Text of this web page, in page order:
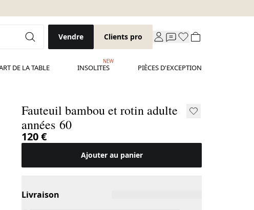
Vendre Clients pro
DE LA TABLE INSOLITES
NEW
PIÈCES D'EXCEPTION
Fauteuil bambou et rotin adulte
années 60
120 €
Ajouter au panier
Livraison